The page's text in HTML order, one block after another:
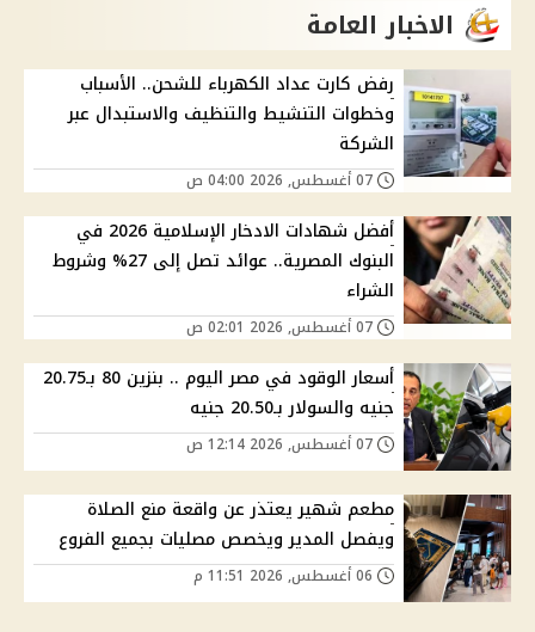
الاخبار العامة
رفض كارت عداد الكهرباء للشحن.. الأسباب
وخطوات التنشيط والتنظيف والاستبدال عبر
الشركة
أفضل شهادات الادخار الإسلامية 2026 في
البنوك المصرية.. عوائد تصل إلى 27% وشروط
الشراء
أسعار الوقود في مصر اليوم .. بنزين 80 بـ20.75
جنيه والسولار بـ20.50 جنيه
مطعم شهير يعتذر عن واقعة منع الصلاة
ويفصل المدير ويخصص مصليات بجميع الفروع